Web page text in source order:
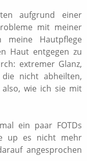
aufgrund einer
mit meiner
Hautpflege
Haut entgegen zu
extremer Glanz,
nicht abheilten,
also, wie ich sie mit
ein paar FOTDs
up es nicht mehr
angesprochen